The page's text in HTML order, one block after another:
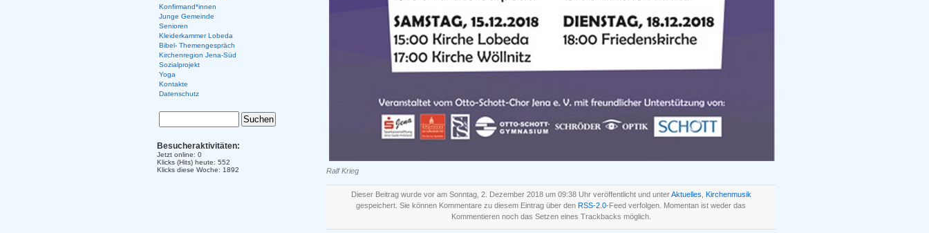
Ralf Krieg
Dieser Beitrag wurde vor am Sonntag, 2. Dezember 2018 um 09:38 Uhr veröffentlicht und unterAktuelles Kirchenmusik
gespeichert. Sie können Kommentare zu diesem Eintrag über den RSS-2.0-Feed verfolgen. Momentan ist weder das
Kommentieren noch das Setzen eines Trackbacks möglich.
Konfirmand*innen
Junge Gemeinde
Senioren
Kleiderkammer Lobeda
Bibel- Themengespräch
Kirchenregion Jena-Süd
Sozialprojekt
Yoga
Kontakte
Datenschutz
Besucheraktivitäten:
Jetzt online: 0
Klicks (Hits) heute: 552
Klicks diese Woche: 1892